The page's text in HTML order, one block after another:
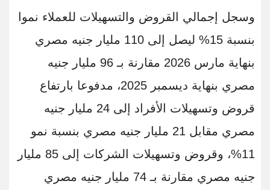
وسجل إجمالي القروض والتسهيلات للعملاء نموا
بنسبة 15% ليصل إلى 110 مليار جنيه مصري
بنهاية مارس 2026 مقارنة بـ 96 مليار جنيه
مصري بنهاية ديسمبر 2025، مدفوعا بارتفاع
قروض وتسهيلات الأفراد إلى 24 مليار جنيه
مصري مقابل 21 مليار جنيه مصري بنسبة نمو
11%، وقروض وتسهيلات الشركات إلى 85 مليار
جنيه مصري مقارنة بـ 74 مليار جنيه مصري